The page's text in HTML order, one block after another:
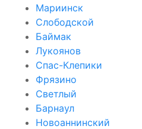
Мариинск
Слободской
Баймак
Лукоянов
Спас-Клепики
Фрязино
Светлый
Барнаул
Новоаннинский